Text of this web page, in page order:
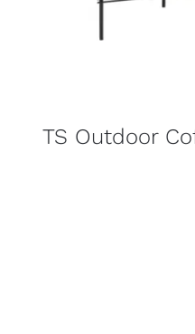
TS Outdoor